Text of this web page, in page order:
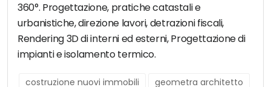
360°. Progettazione, pratiche catastali e
urbanistiche, direzione lavori, detrazioni fiscali,
Rendering 3D di interni ed esterni, Progettazione di
impianti e isolamento termico.
costruzione nuovi immobili
geometra architetto